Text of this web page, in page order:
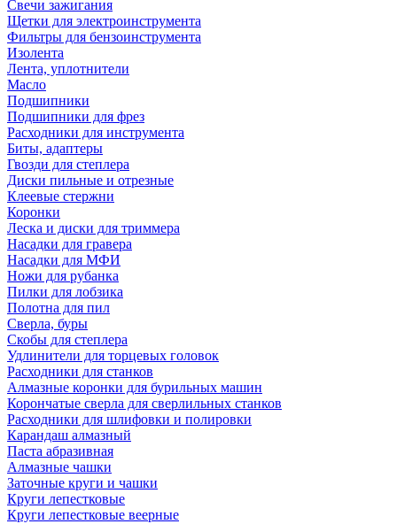
Свечи зажигания
Щетки для электроинструмента
Фильтры для бензоинструмента
Изолента
Лента, уплотнители
Масло
Подшипники
Подшипники для фрез
Расходники для инструмента
Биты, адаптеры
Гвозди для степлера
Диски пильные и отрезные
Клеевые стержни
Коронки
Леска и диски для триммера
Насадки для гравера
Насадки для МФИ
Ножи для рубанка
Пилки для лобзика
Полотна для пил
Сверла, буры
Скобы для степлера
Удлинители для торцевых головок
Расходники для станков
Алмазные коронки для бурильных машин
Корончатые сверла для сверлильных станков
Расходники для шлифовки и полировки
Карандаш алмазный
Паста абразивная
Алмазные чашки
Заточные круги и чашки
Круги лепестковые
Круги лепестковые веерные